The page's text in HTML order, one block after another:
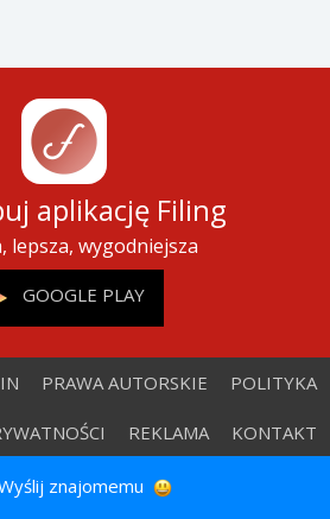
znajomemu
aplikację Filing
lepsza, wygodniejsza
GOOGLE PLAY
PRAWA AUTORSKIE POLITYKA
REKLAMA KONTAKT